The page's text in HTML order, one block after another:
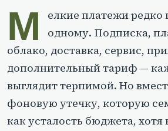
М
елкие платежи редко
одному. Подписка,
облако, доставка, сервис,
дополнительный тариф —
выглядит терпимой. Но
фоновую утечку, которую
как усталость бюджета,